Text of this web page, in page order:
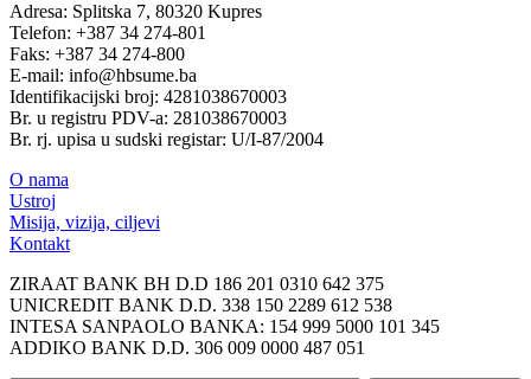
Adresa: Splitska 7, 80320 Kupres
Telefon: +387 34 274-801
Faks: +387 34 274-800
E-mail: info@hbsume.ba
Identifikacijski broj: 4281038670003
Br. u registru PDV-a: 281038670003
Br. rj. upisa u sudski registar: U/I-87/2004
O nama
Ustroj
Misija, vizija, ciljevi
Kontakt
ZIRAAT BANK BH D.D 186 201 0310 642 375
UNICREDIT BANK D.D. 338 150 2289 612 538
INTESA SANPAOLO BANKA: 154 999 5000 101 345
ADDIKO BANK D.D. 306 009 0000 487 051